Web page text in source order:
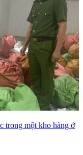
trong một kho hàng ở